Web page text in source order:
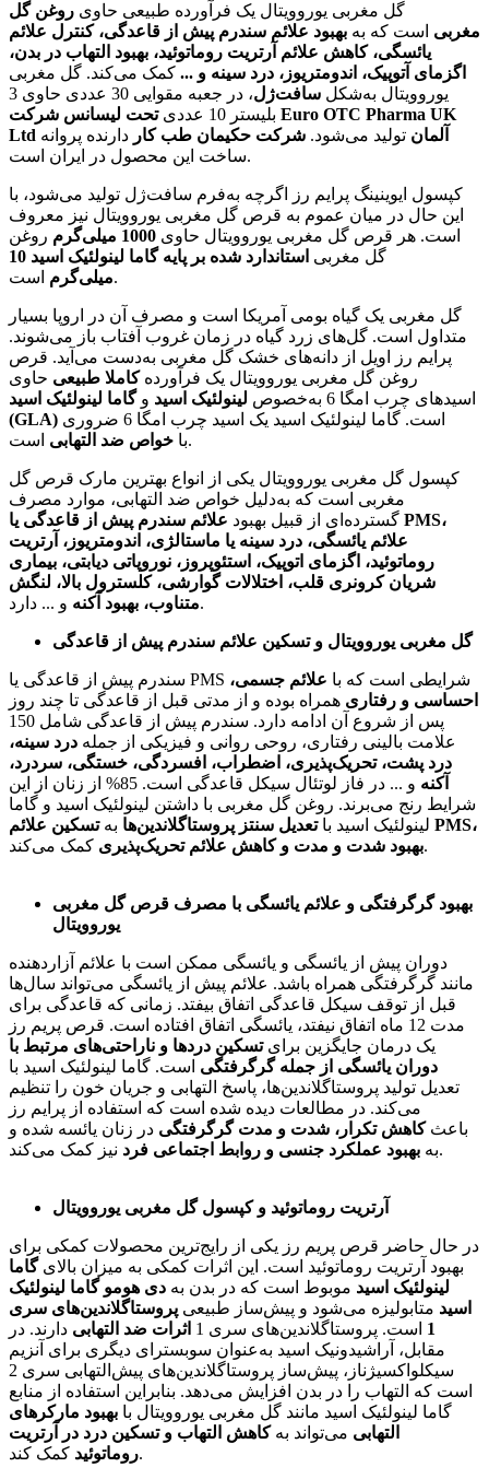
گل مغربی یوروویتال یک فرآورده طبیعی حاوی روغن گل
مغربی است که به بهبود علائم سندرم پیش از قاعدگی، کنترل علائم
یائسگی، کاهش علائم آرتریت روماتوئید، بهبود التهاب در بدن،
اگزمای آتوپیک، اندومتریوز، درد سینه و ... کمک می‌کند. گل مغربی
یوروویتال به‌شکل سافت‌ژل
، در جعبه مقوایی 30 عددی حاوی 3
بلیستر 10 عددی
تحت لیسانس شرکت Euro OTC Pharma UK
Ltd آلمان تولید می‌شود. شرکت حکیمان طب کار دارنده پروانه
ساخت این محصول در ایران است.
کپسول ایوینینگ پرایم رز اگرچه به‌فرم سافت‌ژل تولید می‌شود، با
این حال در میان عموم به قرص گل مغربی یوروویتال نیز معروف
است. هر قرص گل مغربی یوروویتال حاوی 1000 میلی‌گرم
روغن
گل مغربی
استاندارد شده بر پایه گاما لینولئیک اسید 10
میلی‌گرماست.
گل مغربی یک گیاه بومی آمریکا است و مصرف آن در اروپا بسیار
متداول است. گل‌های زرد گیاه در زمان غروب آفتاب باز می‌شوند.
پرایم رز اویل از دانه‌های خشک گل مغربی به‌دست می‌آید. قرص
روغن گل مغربی یوروویتال یک فرآورده کاملا طبیعی حاوی
اسیدهای چرب امگا 6 به‌خصوص
لینولئیک اسید و گاما لینولئیک اسید
(GLA)
با خواص ضد التهابی است.
کپسول گل مغربی یوروویتال یکی از انواع بهترین مارک قرص گل
مغربی است که به‌دلیل خواص ضد التهابی، موارد مصرف
گسترده‌ای از قبیل بهبود علائم سندرم پیش از قاعدگی یا PMS،
علائم یائسگی، درد سینه یا ماستالژی، اندومتریوز، آرتریت
روماتوئید، اگزمای اتوپیک، استئوپروز، نوروپاتی دیابتی، بیماری
شریان کرونری قلب، اختلالات گوارشی، کلسترول بالا، لنگش
متناوب، بهبود آکنهو ... دارد.
گل مغربی یوروویتال و تسکین علائم سندرم پیش از قاعدگی
سندرم پیش از قاعدگی یا PMS شرایطی است که با علائم جسمی،
احساسی و رفتاری همراه بوده و از مدتی قبل از قاعدگی تا چند روز
پس از شروع آن ادامه دارد. سندرم پیش از قاعدگی شامل 150
علامت بالینی رفتاری، روحی روانی و فیزیکی از جمله درد سینه،
درد پشت، تحریک‌پذیری، اضطراب، افسردگی، خستگی، سردرد،
آکنه
و ... در فاز لوتئال سیکل قاعدگی است. 85% از زنان از این
شرایط رنج می‌برند. روغن گل مغربی با داشتن لینولئیک اسید و گاما
لینولئیک اسید باتعدیل سنتز پروستاگلاندین‌ها بهتسکین علائم PMS،
بهبود شدت و مدت و کاهش علائم تحریک‌پذیریکمک می‌کند.
بهبود گرگرفتگی و علائم یائسگی با مصرف قرص گل مغربی
یوروویتال
دوران پیش از یائسگی و یائسگی ممکن است با علائم آزاردهنده
مانند گرگرفتگی همراه باشد. علائم پیش از یائسگی می‌تواند سال‌ها
قبل از توقف سیکل قاعدگی اتفاق بیفتد. زمانی که قاعدگی برای
مدت 12 ماه اتفاق نیفتد، یائسگی اتفاق افتاده است. قرص پریم رز
یک درمان جایگزین برایتسکین دردها و ناراحتی‌های مرتبط با
دوران یائسگی از جمله گرگرفتگی است. گاما لینولئیک اسید با
تعدیل تولید پروستاگلاندین‌ها، پاسخ التهابی و جریان خون را تنظیم
می‌کند. در مطالعات دیده شده است که استفاده از پرایم رز
باعث کاهش تکرار، شدت و مدت گرگرفتگی در زنان یائسه شده و
به بهبود عملکرد جنسی و روابط اجتماعی فرد نیز کمک می‌کند.
آرتریت روماتوئید و کپسول گل مغربی یوروویتال
در حال حاضر قرص پریم رز یکی از رایج‌ترین محصولات کمکی برای
بهبود آرتریت روماتوئید است. این اثرات کمکی به میزان بالای گاما
لینولئیک اسید موبوط است که در بدن به دی هومو گاما لینولئیک
اسید متابولیزه می‌شود و پیش‌ساز طبیعی پروستاگلاندین‌های سری
1 است. پروستاگلاندین‌های سری 1 اثرات ضد التهابی دارند. در
مقابل، آراشیدونیک اسید به‌عنوان سوبسترای دیگری برای آنزیم
سیکلواکسیژناز، پیش‌ساز پروستاگلاندین‌های پیش‌التهابی سری 2
است که التهاب را در بدن افزایش می‌دهد. بنابراین استفاده از منابع
گاما لینولئیک اسید مانند گل مغربی یوروویتال با بهبود مارکرهای
التهابی می‌تواند به کاهش التهاب و تسکین درد در آرتریت
روماتوئیدکمک کند.